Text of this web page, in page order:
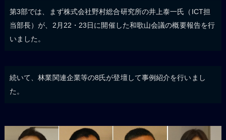
第3部では、まず株式会社野村総合研究所の井上泰一氏（ICT担
当部長）が、2月22・23日に開催した和歌山会議の概要報告を行
いました。
続いて、林業関連企業等の8氏が登壇して事例紹介を行いまし
た。